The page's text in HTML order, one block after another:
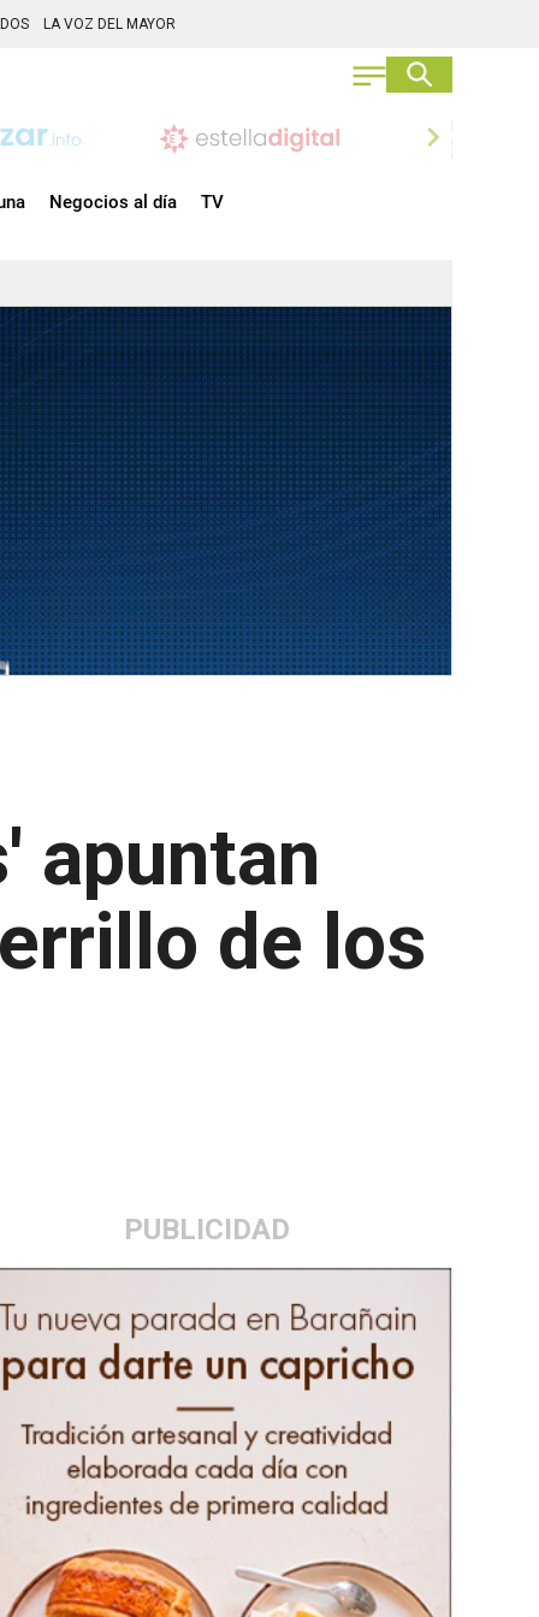
LA VOZ DEL MAYOR
chevron_right
Negocios al día TV
apuntan
de los
PUBLICIDAD